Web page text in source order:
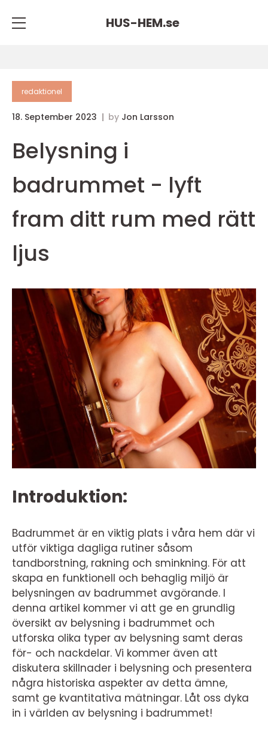
HUS-HEM.se
redaktionel
18. September 2023 by Jon Larsson
Belysning i
badrummet - lyft
fram ditt rum med rätt
ljus
Introduktion:
Badrummet är en viktig plats i våra hem där vi
utför viktiga dagliga rutiner såsom
tandborstning, rakning och sminkning. För att
skapa en funktionell och behaglig miljö är
belysningen av badrummet avgörande. I
denna artikel kommer vi att ge en grundlig
översikt av belysning i badrummet och
utforska olika typer av belysning samt deras
för- och nackdelar. Vi kommer även att
diskutera skillnader i belysning och presentera
några historiska aspekter av detta ämne,
samt ge kvantitativa mätningar. Låt oss dyka
in i världen av belysning i badrummet!